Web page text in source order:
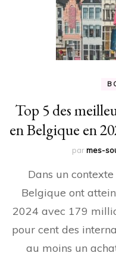
Top 5 des
en Belgique en
parmes-
Dans un
Belgique ont
2024 avec 179
pour cent des
au moins un